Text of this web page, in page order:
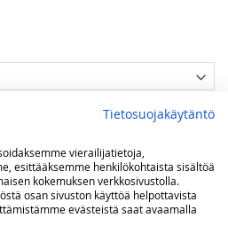
Tietosuojakäytäntö
vierailijatietoja,
esittääksemme henkilökohtaista sisältöä
kokemuksen verkkosivustolla.
osan sivuston käyttöä helpottavista
evästeistä saat avaamalla